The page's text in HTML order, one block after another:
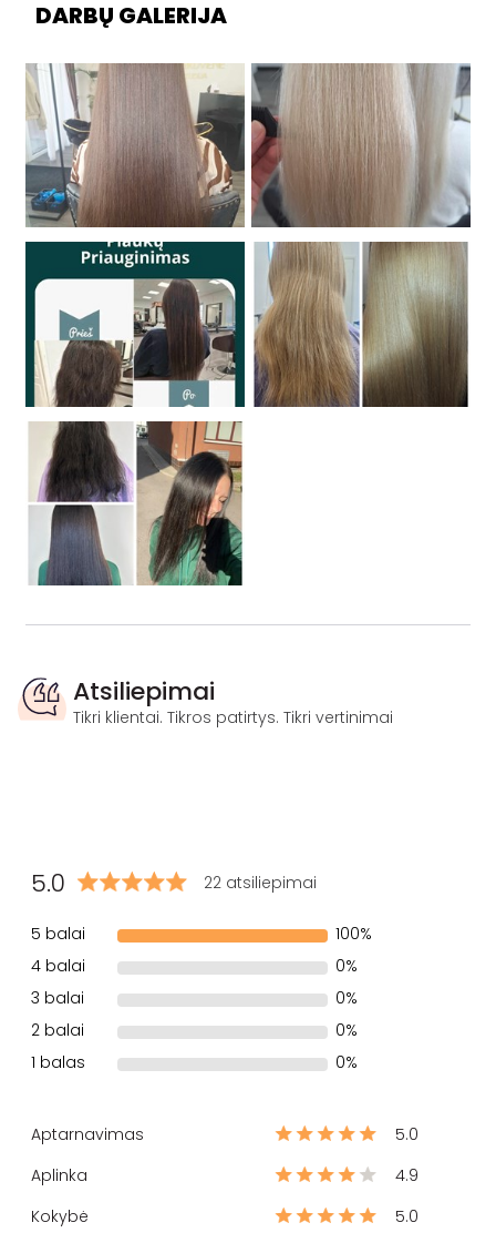
DARBŲ GALERIJA
Atsiliepimai
Tikri klientai. Tikros patirtys. Tikri vertinimai
5.0 22 atsiliepimai
5 balai
100%
4 balai
0%
3 balai
0%
2 balai
0%
1 balas
0%
Aptarnavimas
5.0
Aplinka
4.9
Kokybė
5.0